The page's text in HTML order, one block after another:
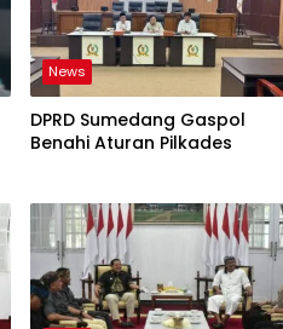
News
DPRD Sumedang Gaspol
Benahi Aturan Pilkades